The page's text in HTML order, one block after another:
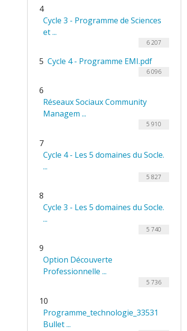
4
Cycle 3 - Programme de Sciences
et ...
6 207
5 Cycle 4 - Programme EMI.pdf
6 096
6
Réseaux Sociaux Community
Managem ...
5 910
7
Cycle 4 - Les 5 domaines du Socle.
...
5 827
8
Cycle 3 - Les 5 domaines du Socle.
...
5 740
9
Option Découverte
Professionnelle ...
5 736
10
Programme_technologie_33531
Bullet ...